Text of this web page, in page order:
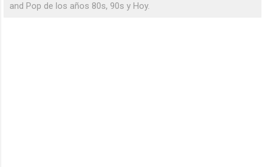
and Pop de los años 80s, 90s y Hoy.